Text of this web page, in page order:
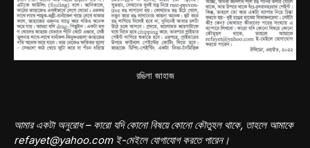
রঙিলা জাহাজ
আমার একটা অনুরোধ – কারো যদি কোনো বিষয়ে কোনো কৌতুহল থাকে, তাহলে আমাকে
refayet@yahoo.com ই-মেইলে যোগাযোগ করতে পারেন।